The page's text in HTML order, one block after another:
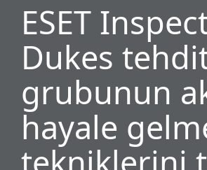
ESET
Dukes
grubunun
hayale